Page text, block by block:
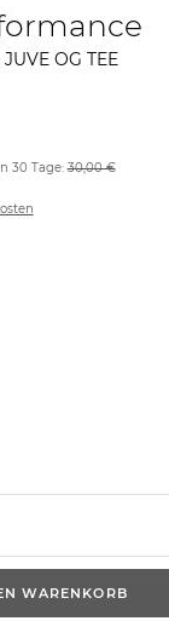
OG TEE
30 Tage:30,00 €
WARENKORB